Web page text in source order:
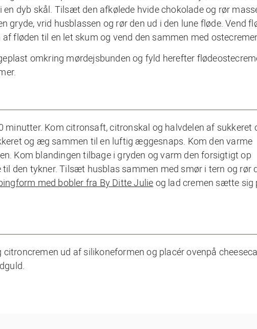
dyb skål. Tilsæt den afkølede hvide chokolade og rør
vrid husblassen og rør den ud i den lune fløde. Vend
fløden til en let skum og vend den sammen med
omkring mørdejsbunden og fyld herefter
minutter. Kom citronsaft, citronskal og halvdelen af sukkeret
og æg sammen til en luftig æggesnaps. Kom den varme
Kom blandingen tilbage i gryden og varm den forsigtigt op
den tykner. Tilsæt husblas sammen med smør i tern og rør
med bobler fra By Ditte Julie og lad cremen sætte sig
ud af silikoneformen og placér ovenpå